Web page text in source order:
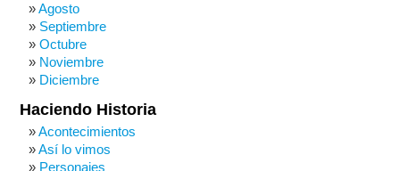
Agosto
Septiembre
Octubre
Noviembre
Diciembre
Haciendo Historia
Acontecimientos
Así lo vimos
Personajes